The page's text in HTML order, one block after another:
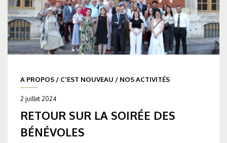
A PROPOS / C'EST NOUVEAU / NOS ACTIVITÉS
2 juillet 2024
RETOUR SUR LA SOIRÉE DES
BÉNÉVOLES